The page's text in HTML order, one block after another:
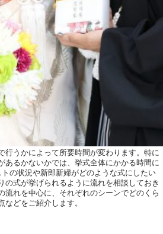
行うかによって所要時間が変わります。特に
あるかないかでは、挙式全体にかかる時間に
の状況や新郎新婦がどのような式にしたい
の式が挙げられるように流れを相談しておき
流れを中心に、それぞれのシーンでどのくら
などをご紹介します。